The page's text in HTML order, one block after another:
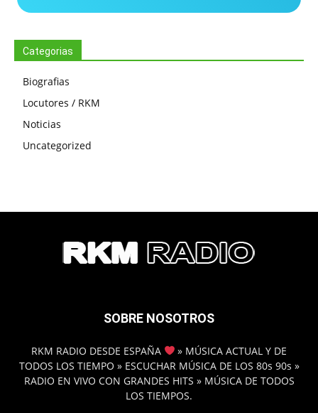
Categorias
Biografias
Locutores / RKM
Noticias
Uncategorized
SOBRE NOSOTROS
RKM RADIO DESDE ESPAÑA
» MÚSICA ACTUAL Y DE
TODOS LOS TIEMPO » ESCUCHAR MÚSICA DE LOS 80s 90s »
RADIO EN VIVO CON GRANDES HITS » MÚSICA DE TODOS
LOS TIEMPOS.